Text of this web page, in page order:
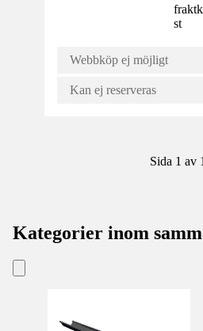
st
Webbköp ej möjligt
Kan ej reserveras
Sida 1 av 1
Kategorier inom